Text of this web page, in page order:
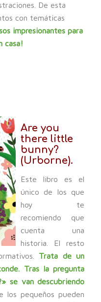
De esta
con temáticas
impresionantes para
casa!
Are you
there little
bunny?
(Urborne).
Este libro es el
único de los que
hoy te
recomiendo que
cuenta una
historia. El resto
Trata de un
Tras la pregunta
se van descubriendo
los pequeños pueden